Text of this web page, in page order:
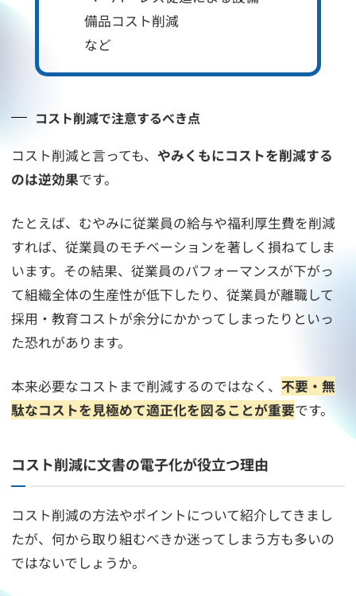
備品コスト削減
など
コスト削減で注意するべき点
コスト削減と言っても、 やみくもにコストを削減する
のは逆効果です。
たとえば、むやみに従業員の給与や福利厚生費を削減
すれば、従業員のモチベーションを著しく損ねてしま
います。その結果、従業員のパフォーマンスが下がっ
て組織全体の生産性が低下したり、従業員が離職して
採用・教育コストが余分にかかってしまったりといっ
た恐れがあります。
本来必要なコストまで削減するのではなく、 不要・無
駄なコストを見極めて適正化を図ることが重要です。
コスト削減に文書の電子化が役立つ理由
コスト削減の方法やポイントについて紹介してきまし
たが、何から取り組むべきか迷ってしまう方も多いの
ではないでしょうか。